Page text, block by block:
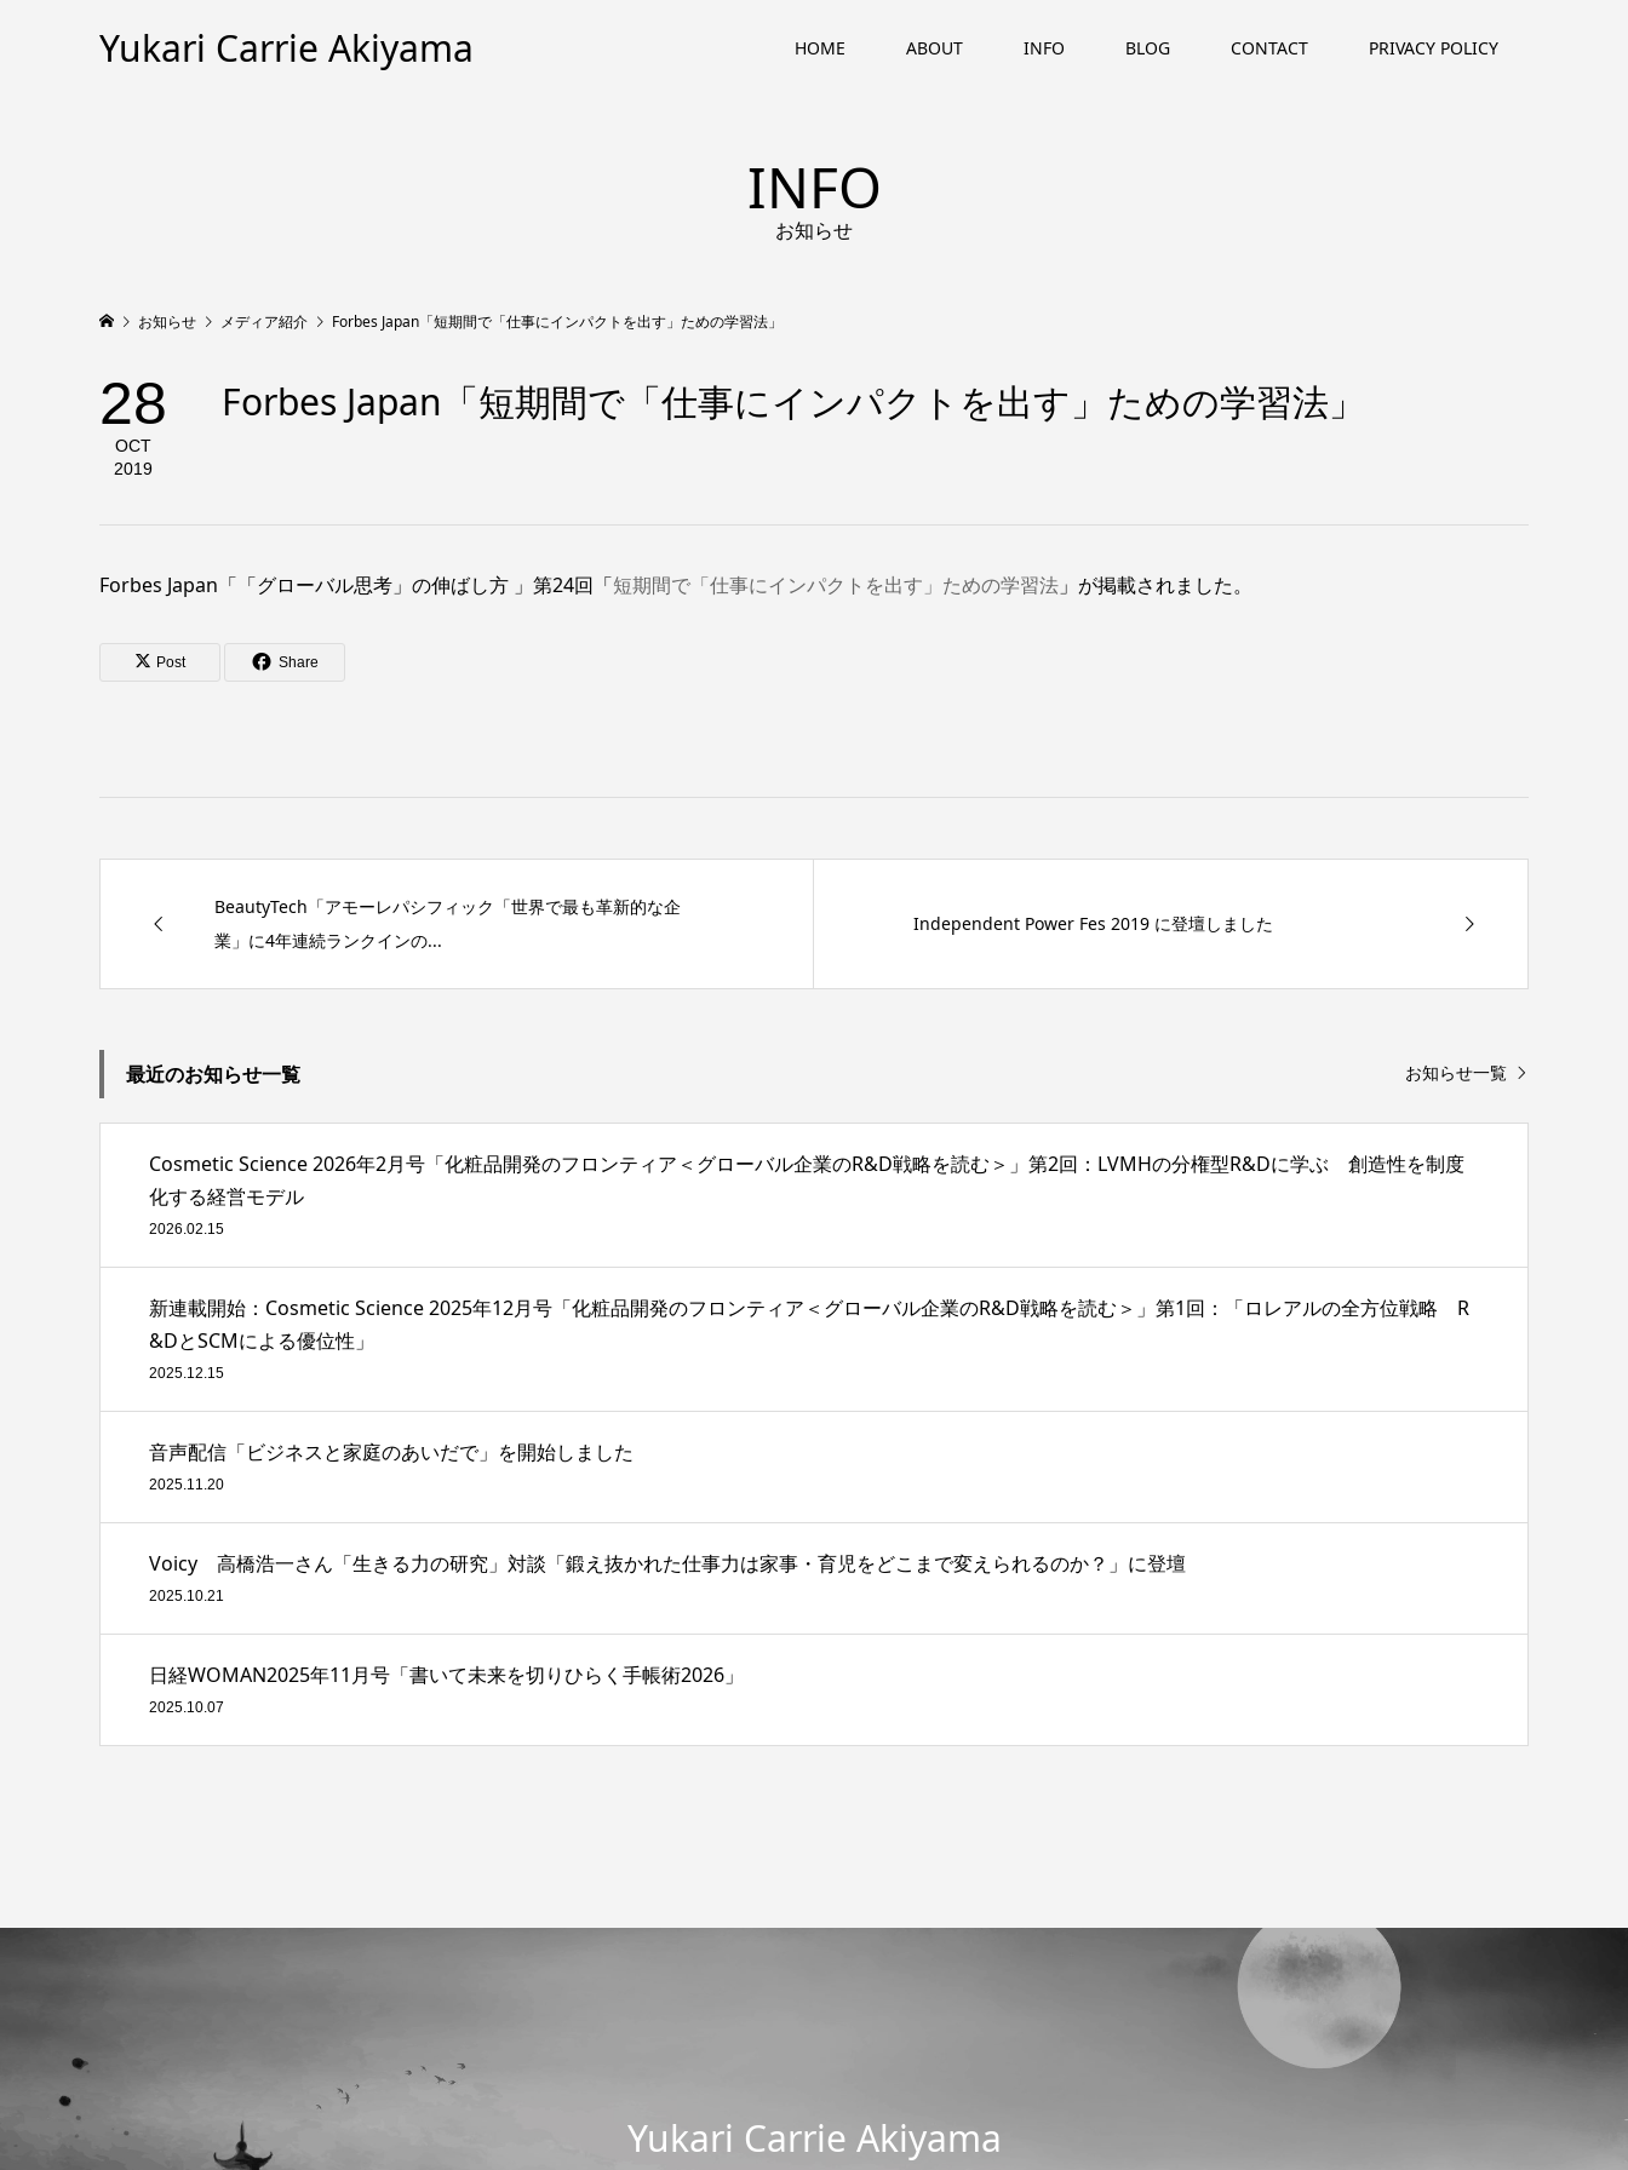
Yukari Carrie Akiyama HOME ABOUT INFO BLOG CONTACT PRIVACY POLICY
INFO
お知らせ
お知らせ メディア紹介 Forbes Japan「短期間で「仕事にインパクトを出す」ための学習法」
28
OCT
2019
Forbes Japan「短期間で「仕事にインパクトを出す」ための学習法」
Forbes Japan「「グローバル思考」の伸ばし方 」第24回「短期間で「仕事にインパクトを出す」ための学習法 」が掲載されました。
Post Share
BeautyTech「アモーレパシフィック「世界で最も革新的な企
業」に4年連続ランクインの...
Independent Power Fes 2019 に登壇しました
最近のお知らせ一覧 お知らせ一覧
Cosmetic Science 2026年2月号「化粧品開発のフロンティア＜グローバル企業のR&D戦略を読む＞」第2回：LVMHの分権型R&Dに学ぶ 創造性を制度
化する経営モデル
2026.02.15
新連載開始：Cosmetic Science 2025年12月号「化粧品開発のフロンティア＜グローバル企業のR&D戦略を読む＞」第1回：「ロレアルの全方位戦略 R
&DとSCMによる優位性」
2025.12.15
音声配信「ビジネスと家庭のあいだで」を開始しました
2025.11.20
Voicy 高橋浩一さん「生きる力の研究」対談「鍛え抜かれた仕事力は家事・育児をどこまで変えられるのか？」に登壇
2025.10.21
日経WOMAN2025年11月号「書いて未来を切りひらく手帳術2026」
2025.10.07
Yukari Carrie Akiyama